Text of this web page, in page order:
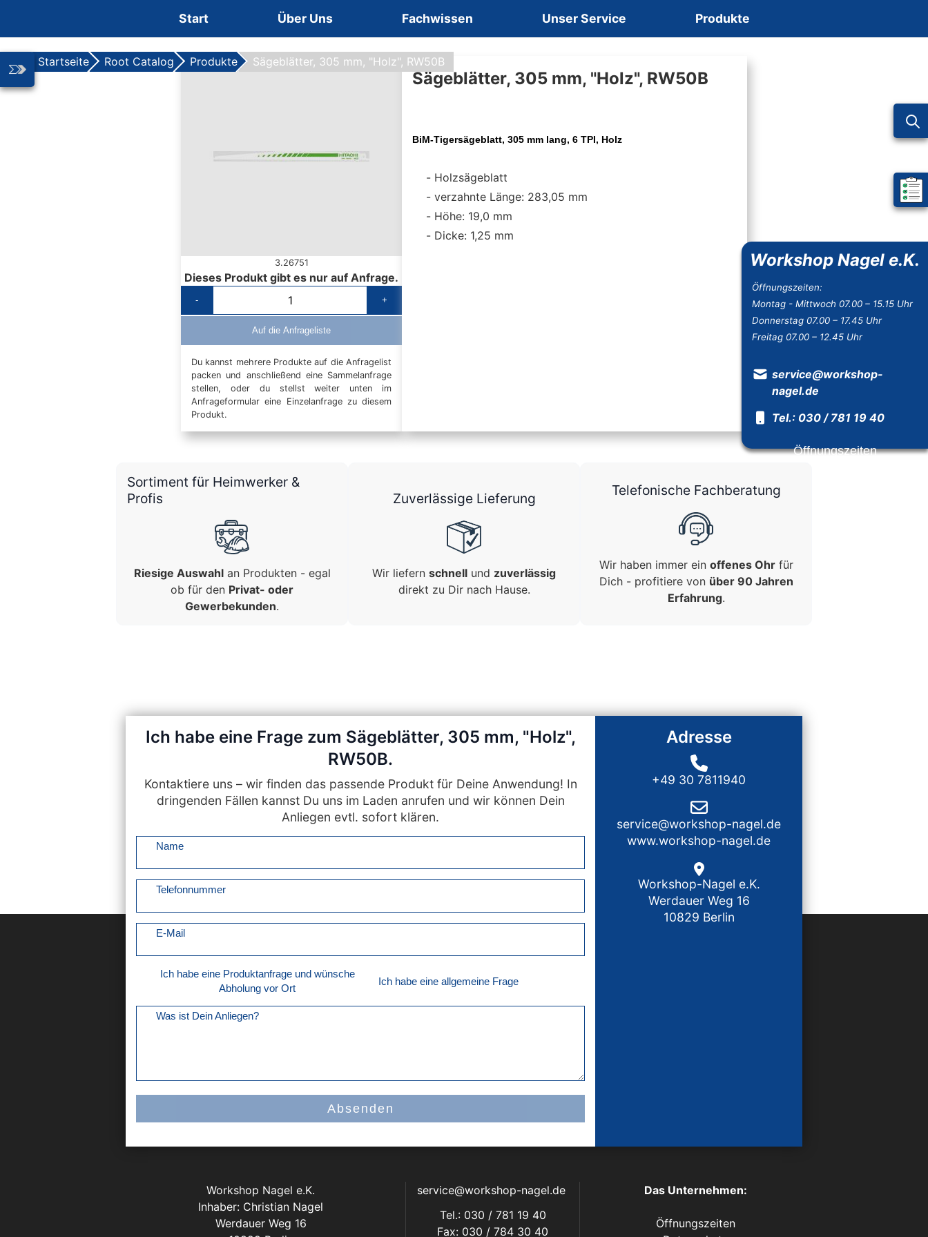
Start Über Uns Fachwissen Unser Service Produkte
Startseite Root Catalog Produkte Sägeblätter, 305 mm, "Holz", RW50B
Mein
Workshop Nagel e.K.
Öffnungszeiten:
Montag - Mittwoch 07.00 – 15.15 Uhr
Donnerstag 07.00 – 17.45 Uhr
Freitag 07.00 – 12.45 Uhr
service@workshop-
nagel.de
Tel.: 030 / 781 19 40
Öffnungszeiten
3.26751
Dieses Produkt gibt es nur auf Anfrage.
- +
Auf die Anfrageliste
Du kannst mehrere Produkte auf die Anfragelist
packen und anschließend eine Sammelanfrage
stellen, oder du stellst weiter unten im
Anfrageformular eine Einzelanfrage zu diesem
Produkt.
Sägeblätter, 305 mm, "Holz", RW50B
BiM-Tigersägeblatt, 305 mm lang, 6 TPI, Holz
Holzsägeblatt
verzahnte Länge: 283,05 mm
Höhe: 19,0 mm
Dicke: 1,25 mm
Sortiment für Heimwerker &
Profis
Riesige Auswahlan Produkten - egal
ob für den Privat- oder
Gewerbekunden.
Zuverlässige Lieferung
Wir liefern schnell und zuverlässig
direkt zu Dir nach Hause.
Telefonische Fachberatung
Wir haben immer ein offenes Ohrfür
Dich - profitiere von über 90 Jahren
Erfahrung.
Ich habe eine Frage zum Sägeblätter, 305 mm, "Holz",
RW50B.
Kontaktiere uns – wir finden das passende Produkt für Deine Anwendung! In
dringenden Fällen kannst Du uns im Laden anrufen und wir können Dein
Anliegen evtl. sofort klären.
Name
Telefonnummer
E-Mail
Ich habe eine Produktanfrage und wünsche
Abholung vor Ort
Ich habe eine allgemeine Frage
Was ist Dein Anliegen?
Absenden
Adresse
+49 30 7811940
service@workshop-nagel.de
www.workshop-nagel.de
Workshop-Nagel e.K.
Werdauer Weg 16
10829 Berlin
Workshop Nagel e.K.
Inhaber: Christian Nagel
Werdauer Weg 16
service@workshop-nagel.de
Tel.: 030 / 781 19 40
Fax: 030 / 784 30 40
Das Unternehmen:
Öffnungszeiten